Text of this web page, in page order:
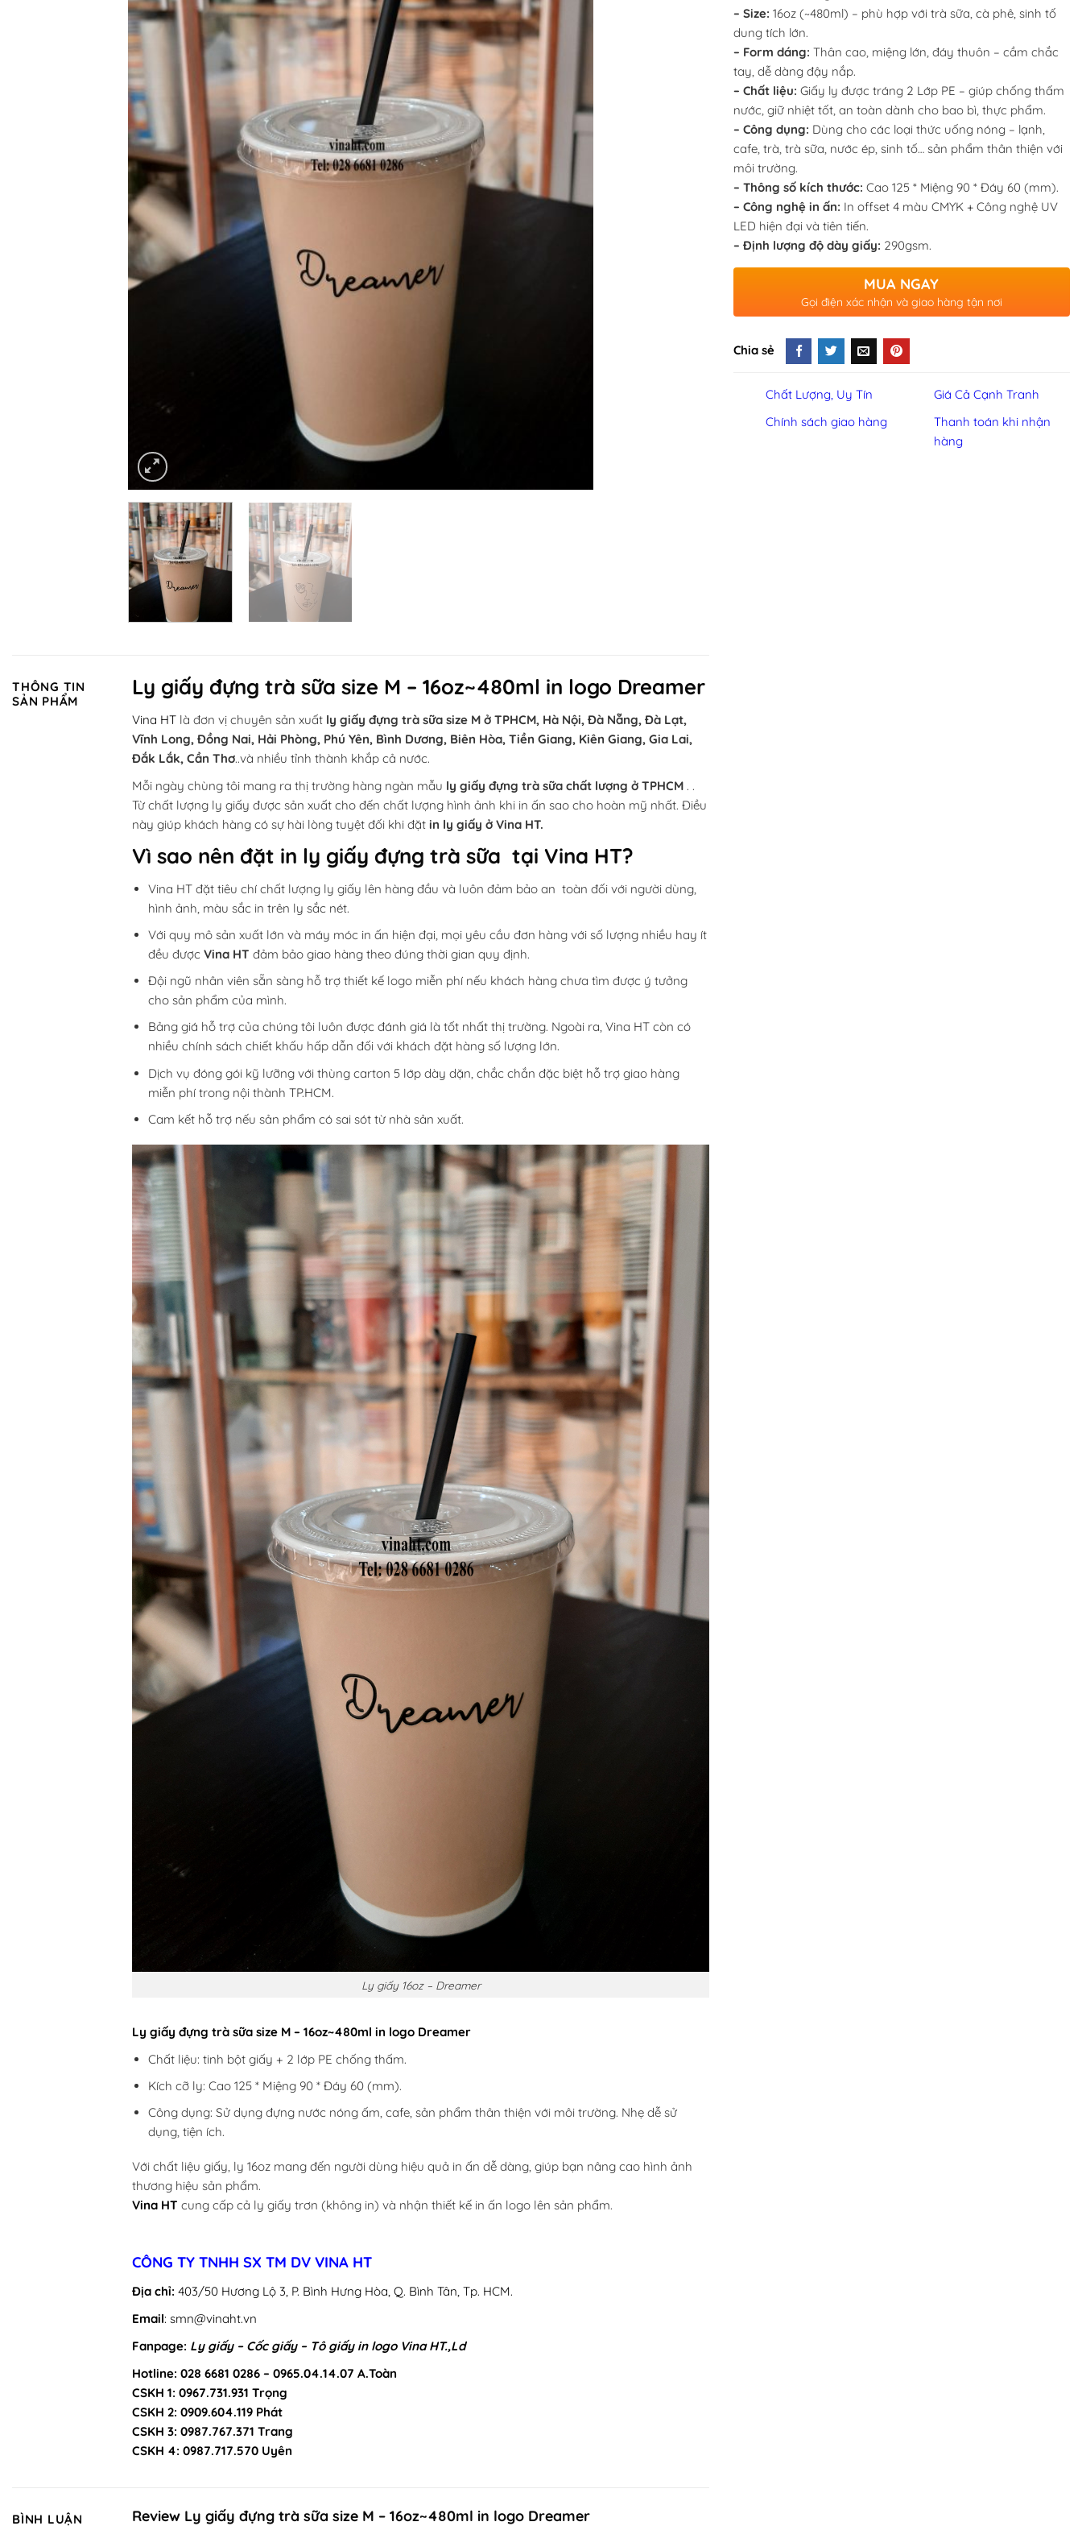
THÔNG TIN
SẢN PHẨM
Ly giấy đựng trà sữa size M – 16oz~480ml in logo Dreamer
Vina HT là đơn vị chuyên sản xuất ly giấy đựng trà sữa size M ở TPHCM, Hà Nội, Đà Nẵng, Đà Lạt,
Vĩnh Long, Đồng Nai, Hải Phòng, Phú Yên, Bình Dương, Biên Hòa, Tiền Giang, Kiên Giang, Gia Lai,
Đắk Lắk, Cần Thơ..và nhiều tỉnh thành khắp cả nước.
Mỗi ngày chùng tôi mang ra thị trường hàng ngàn mẫu ly giấy đựng trà sữa chất lượng ở TPHCM . .
Từ chất lượng ly giấy được sản xuất cho đến chất lượng hình ảnh khi in ấn sao cho hoàn mỹ nhất. Điều
này giúp khách hàng có sự hài lòng tuyệt đối khi đặtin ly giấy ở Vina HT.
Vì sao nên đặt in ly giấy đựng trà sữa tại Vina HT?
Vina HT đặt tiêu chí chất lượng ly giấy lên hàng đầu và luôn đảm bảo an toàn đối với người dùng,
hình ảnh, màu sắc in trên ly sắc nét.
Với quy mô sản xuất lớn và máy móc in ấn hiện đại, mọi yêu cầu đơn hàng với số lượng nhiều hay ít
đều đượcVina HTđảm bảo giao hàng theo đúng thời gian quy định.
Đội ngũ nhân viên sẵn sàng hỗ trợ thiết kế logo miễn phí nếu khách hàng chưa tìm được ý tưởng
cho sản phẩm của mình.
Bảng giá hỗ trợ của chúng tôi luôn được đánh giá là tốt nhất thị trường. Ngoài ra, Vina HT còn có
nhiều chính sách chiết khấu hấp dẫn đối với khách đặt hàng số lượng lớn.
Dịch vụ đóng gói kỹ lưỡng với thùng carton 5 lớp dày dặn, chắc chắn đặc biệt hỗ trợ giao hàng
miễn phí trong nội thành TP.HCM.
Cam kết hỗ trợ nếu sản phẩm có sai sót từ nhà sản xuất.
Ly giấy 16oz – Dreamer
Ly giấy đựng trà sữa size M – 16oz~480ml in logo Dreamer
Chất liệu: tinh bột giấy + 2 lớp PE chống thấm.
Kích cỡ ly: Cao 125 * Miệng 90 * Đáy 60 (mm).
Công dụng: Sử dụng đựng nước nóng ấm, cafe, sản phẩm thân thiện với môi trường. Nhẹ dễ sử
dụng, tiện ích.
Với chất liệu giấy, ly 16oz mang đến người dùng hiệu quả in ấn dễ dàng, giúp bạn nâng cao hình ảnh
thương hiệu sản phẩm.
Vina HT cung cấp cả ly giấy trơn (không in) và nhận thiết kế in ấn logo lên sản phẩm.
CÔNG TY TNHH SX TM DV VINA HT
Địa chỉ: 403/50 Hương Lộ 3, P. Bình Hưng Hòa, Q. Bình Tân, Tp. HCM.
Email: smn@vinaht.vn
Fanpage: Ly giấy – Cốc giấy – Tô giấy in logo Vina HT.,Ld
Hotline: 028 6681 0286 – 0965.04.14.07 A.Toàn
CSKH 1: 0967.731.931 Trọng
CSKH 2: 0909.604.119 Phát
CSKH 3: 0987.767.371 Trang
CSKH 4: 0987.717.570 Uyên
BÌNH LUẬN Review Ly giấy đựng trà sữa size M – 16oz~480ml in logo Dreamer
– Size: 16oz (~480ml) – phù hợp với trà sữa, cà phê, sinh tố
dung tích lớn.
– Form dáng: Thân cao, miệng lớn, đáy thuôn – cầm chắc
tay, dễ dàng đậy nắp.
– Chất liệu: Giấy ly được tráng 2 Lớp PE – giúp chống thấm
nước, giữ nhiệt tốt, an toàn dành cho bao bì, thực phẩm.
– Công dụng: Dùng cho các loại thức uống nóng – lạnh,
cafe, trà, trà sữa, nước ép, sinh tố… sản phẩm thân thiện với
môi trường.
– Thông số kích thước: Cao 125 * Miệng 90 * Đáy 60 (mm).
– Công nghệ in ấn: In offset 4 màu CMYK + Công nghệ UV
LED hiện đại và tiên tiến.
– Định lượng độ dày giấy: 290gsm.
MUA NGAY
Gọi điện xác nhận và giao hàng tận nơi
Chia sẻ
Chất Lượng, Uy Tín
Giá Cả Cạnh Tranh
Chính sách giao hàng
Thanh toán khi nhận
hàng